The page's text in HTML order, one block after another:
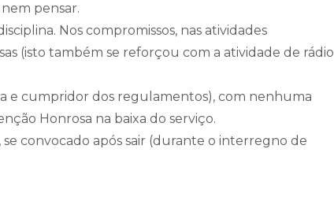
pensar.
Nos compromissos, nas atividades
(isto também se reforçou com a atividade de rádio
e cumpridor dos regulamentos), com nenhuma
Honrosa na baixa do serviço.
convocado após sair (durante o interregno de